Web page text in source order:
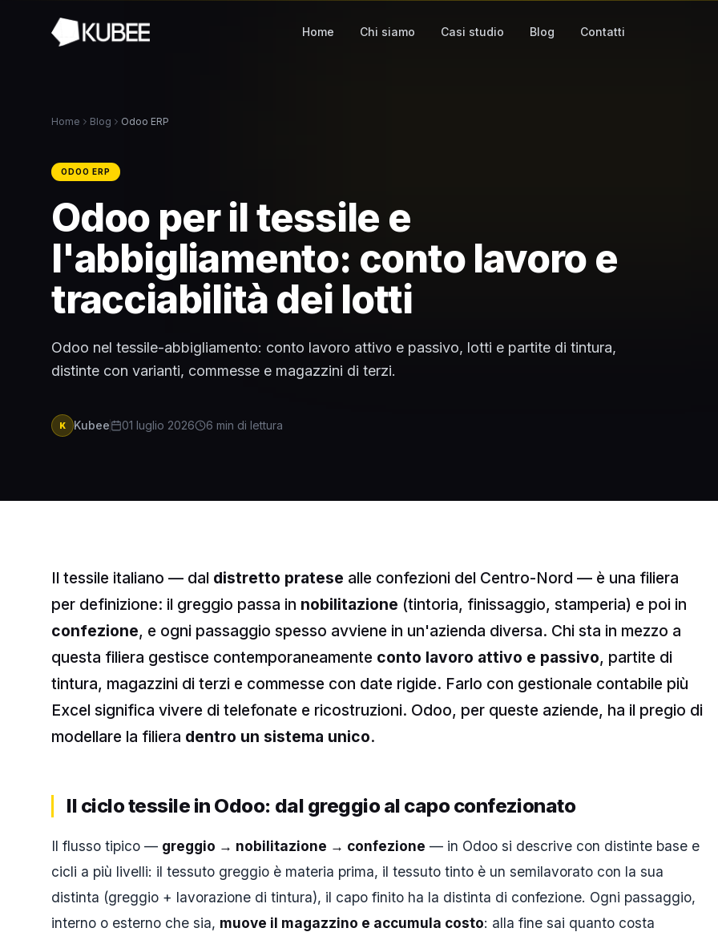
Home Chi siamo Casi studio Blog Contatti
Home Blog Odoo ERP
ODOO ERP
Odoo per il tessile e
l'abbigliamento: conto lavoro e
tracciabilità dei lotti
Odoo nel tessile-abbigliamento: conto lavoro attivo e passivo, lotti e partite di tintura,
distinte con varianti, commesse e magazzini di terzi.
K Kubee 01 luglio 2026 6 min di lettura
Il tessile italiano — dal distretto pratese alle confezioni del Centro-Nord — è una filiera
per definizione: il greggio passa in nobilitazione (tintoria, finissaggio, stamperia) e poi in
confezione, e ogni passaggio spesso avviene in un'azienda diversa. Chi sta in mezzo a
questa filiera gestisce contemporaneamente conto lavoro attivo e passivo, partite di
tintura, magazzini di terzi e commesse con date rigide. Farlo con gestionale contabile più
Excel significa vivere di telefonate e ricostruzioni. Odoo, per queste aziende, ha il pregio di
modellare la filiera dentro un sistema unico.
Il ciclo tessile in Odoo: dal greggio al capo confezionato
Il flusso tipico — greggio → nobilitazione → confezione — in Odoo si descrive con distinte base e
cicli a più livelli: il tessuto greggio è materia prima, il tessuto tinto è un semilavorato con la sua
distinta (greggio + lavorazione di tintura), il capo finito ha la distinta di confezione. Ogni passaggio,
interno o esterno che sia, muove il magazzino e accumula costo: alla fine sai quanto costa